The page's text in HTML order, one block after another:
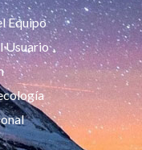
Equipo
Usuario